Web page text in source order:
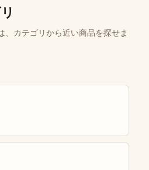
、カテゴリから近い商品を探せま